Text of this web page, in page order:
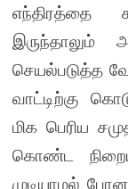
எந்திரத்தை
இருந்தாலும்
செயல்படுத்த
வாட்டிற்கு
மிக பெரிய
கொண்ட
முடியாமல்